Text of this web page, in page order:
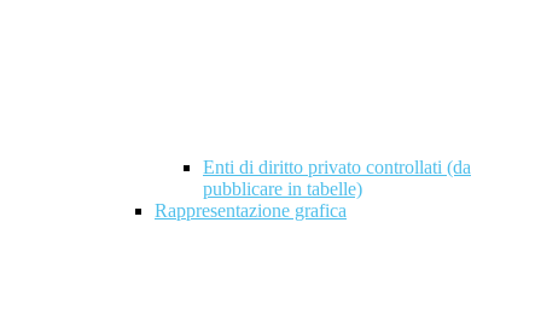
Enti di diritto privato controllati (da
pubblicare in tabelle)
Rappresentazione grafica